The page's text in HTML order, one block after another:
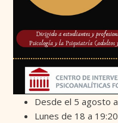
Desde el 5 agosto
Lunes de 18 a